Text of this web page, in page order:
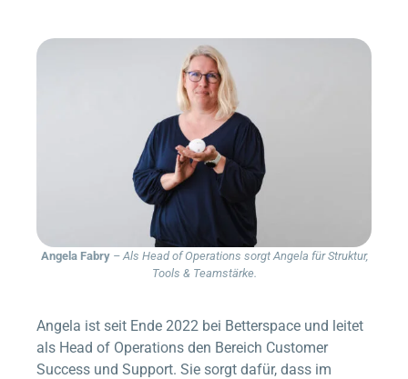
Angela Fabry– Als Head of Operations sorgt Angela für Struktur,
Tools & Teamstärke.
Angela ist seit Ende 2022 bei Betterspace und leitet
als Head of Operations den Bereich Customer
Success und Support. Sie sorgt dafür, dass im